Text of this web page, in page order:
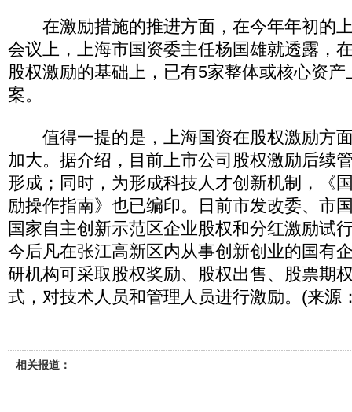
在激励措施的推进方面，在今年年初的
会议上，上海市国资委主任杨国雄就透露，
股权激励的基础上，已有5家整体或核心资
案。
值得一提的是，上海国资在股权激励方
加大。据介绍，目前上市公司股权激励后续
形成；同时，为形成科技人才创新机制，《
励操作指南》也已编印。日前市发改委、市
国家自主创新示范区企业股权和分红激励试
今后凡在张江高新区内从事创新创业的国有
研机构可采取股权奖励、股权出售、股票期
式，对技术人员和管理人员进行激励。(来源
相关报道：